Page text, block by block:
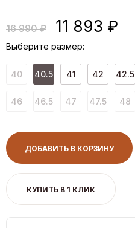
16 990 ₽ 11 893 ₽
Выберите размер:
40 40.5 41 42 42.5
46 46.5 47 47.5 48
ДОБАВИТЬ В КОРЗИНУ
КУПИТЬ В 1 КЛИК